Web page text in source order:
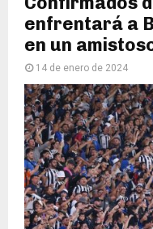
enfrentará a
en un
14 de enero de 2024